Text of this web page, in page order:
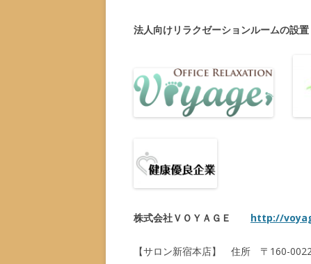
法人向けリラクゼーションルームの設
株式会社ＶＯＹＡＧＥ http://
【サロン新宿本店】 住所 〒160-